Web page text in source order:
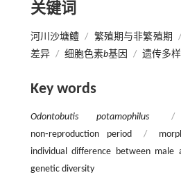
关键词
河川沙塘鳢 / 繁殖期与非繁殖期 /
差异 / 细胞色素b基因 / 遗传多
Key words
Odontobutis potamophilus /
non⁃reproduction period
/
individual difference between male
genetic diversity